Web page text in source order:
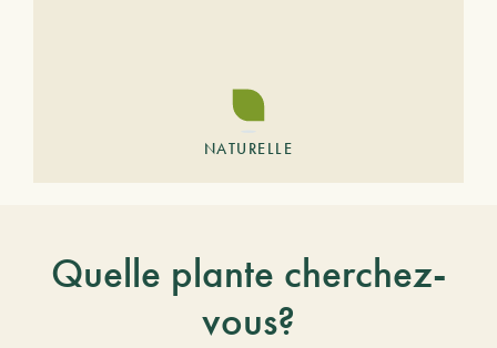
NATURELLE
Quelle plante cherchez-
vous?